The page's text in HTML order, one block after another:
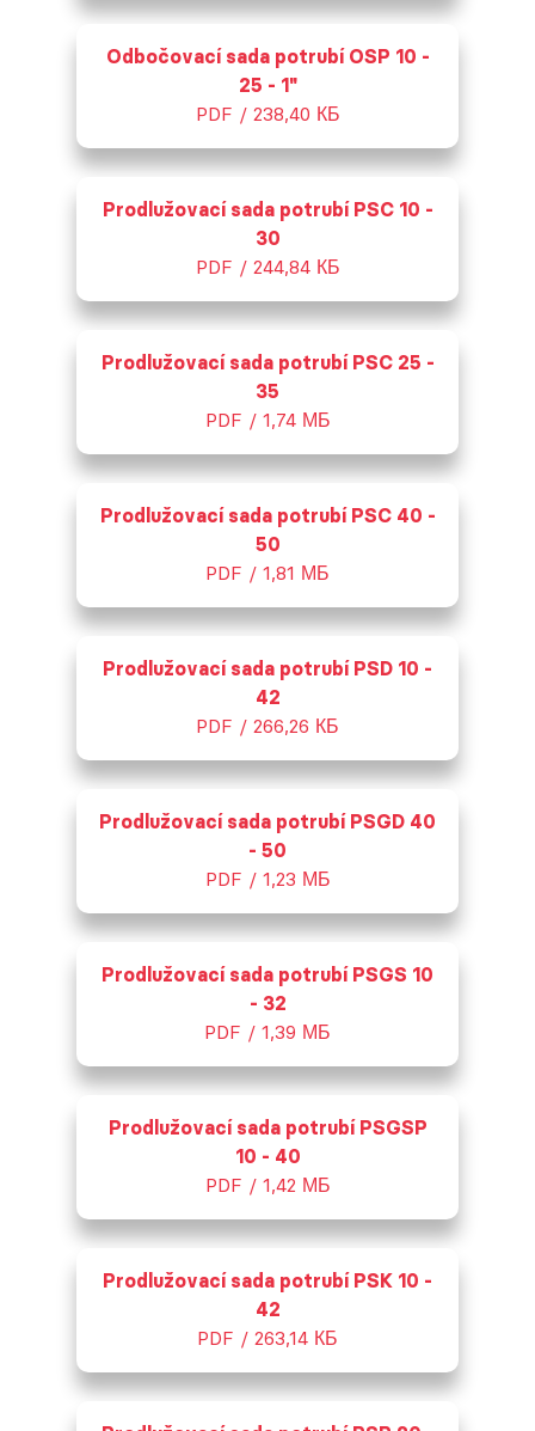
Odbočovací sada potrubí OSP 10 -
25 - 1"
PDF / 238,40 КБ
Prodlužovací sada potrubí PSC 10 -
30
PDF / 244,84 КБ
Prodlužovací sada potrubí PSC 25 -
35
PDF / 1,74 МБ
Prodlužovací sada potrubí PSC 40 -
50
PDF / 1,81 МБ
Prodlužovací sada potrubí PSD 10 -
42
PDF / 266,26 КБ
Prodlužovací sada potrubí PSGD 40
- 50
PDF / 1,23 МБ
Prodlužovací sada potrubí PSGS 10
- 32
PDF / 1,39 МБ
Prodlužovací sada potrubí PSGSP
10 - 40
PDF / 1,42 МБ
Prodlužovací sada potrubí PSK 10 -
42
PDF / 263,14 КБ